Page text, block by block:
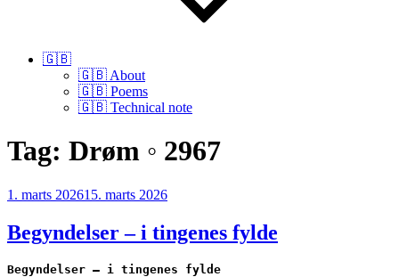
🇬🇧
🇬🇧 About
🇬🇧 Poems
🇬🇧 Technical note
Tag: Drøm ◦ 2967
Udgivet
1. marts 202615. marts 2026
Begyndelser – i tingenes fylde
Begyndelser – i tingenes fylde